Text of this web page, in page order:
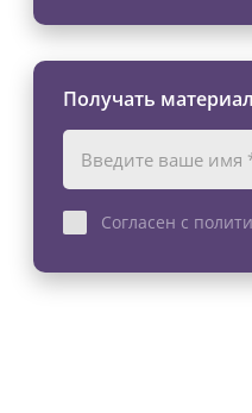
Получать
Согласен с